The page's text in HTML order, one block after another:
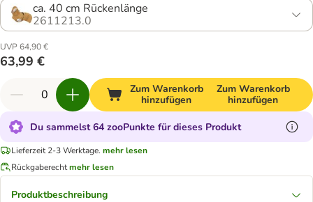
ca. 40 cm Rückenlänge
2611213.0
UVP 64,90 €
63,99 €
Zum Warenkorb
hinzufügen
Zum Warenkorb
hinzufügen
Du sammelst 64 zooPunkte für dieses Produkt
Lieferzeit 2-3 Werktage. mehr lesen
Rückgaberechtmehr lesen
Produktbeschreibung